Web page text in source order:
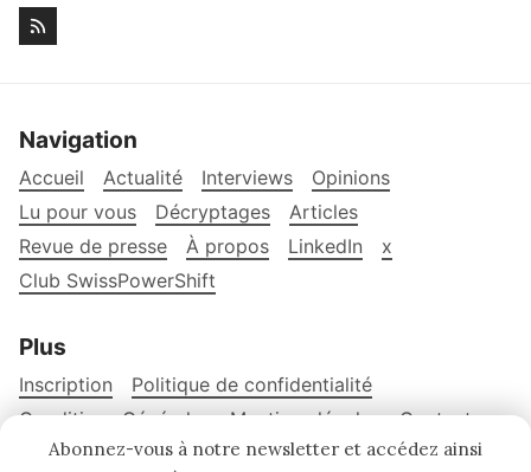
Abonnez-vous à notre newsletter et accédez ainsi
Navigation
Accueil Actualité Interviews
Opinions
Lu pour vous
Décryptages
Articles
Revue de presse
À propos LinkedIn
x
Club SwissPowerShift
Plus
Inscription
Politique de confidentialité
Conditions Générales
Mentions légales
Contact
Version Anglaise